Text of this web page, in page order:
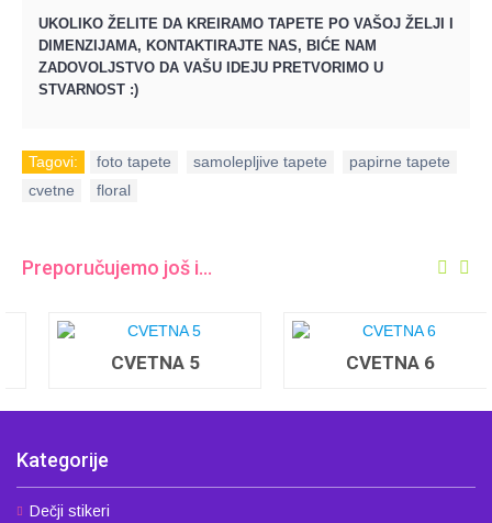
UKOLIKO ŽELITE DA KREIRAMO TAPETE PO VAŠOJ ŽELJI I
DIMENZIJAMA, KONTAKTIRAJTE NAS, BIĆE NAM
ZADOVOLJSTVO DA VAŠU IDEJU PRETVORIMO U
STVARNOST :)
Tagovi: foto tapete samolepljive tapete papirne tapete
cvetne
floral
Preporučujemo još i...
CVETNA 5 CVETNA 6
Kategorije
Dečji stikeri